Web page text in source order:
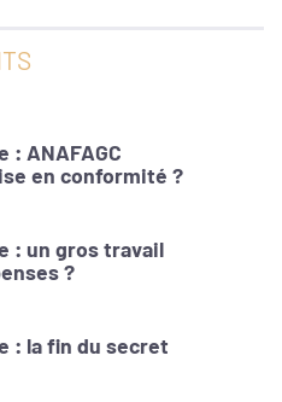
: ANAFAGC
en conformité ?
: un gros travail
?
: la fin du secret